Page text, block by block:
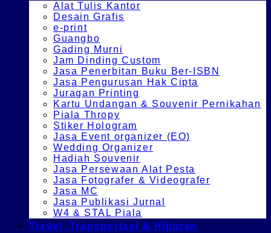
Alat Tulis Kantor
Desain Grafis
e-print
Guangbo
Gading Murni
Jam Dinding Custom
Jasa Penerbitan Buku Ber-ISBN
Jasa Pengurusan Hak Cipta
Juragan Printing
Kartu Undangan & Souvenir Pernikahan
Piala Thropy
Stiker Hologram
Jasa Event organizer (EO)
Wedding Organizer
Hadiah Souvenir
Jasa Persewaan Alat Pesta
Jasa Fotografer & Videografer
Jasa MC
Jasa Publikasi Jurnal
W4 & STAL Piala
Travel, Transportasi & Hiburan